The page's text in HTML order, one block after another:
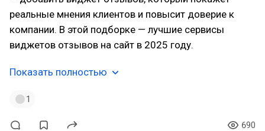
реальные мнения клиентов и повысит доверие к
компании. В этой подборке — лучшие сервисы
виджетов отзывов на сайт в 2025 году.
Показать полностью
1
690